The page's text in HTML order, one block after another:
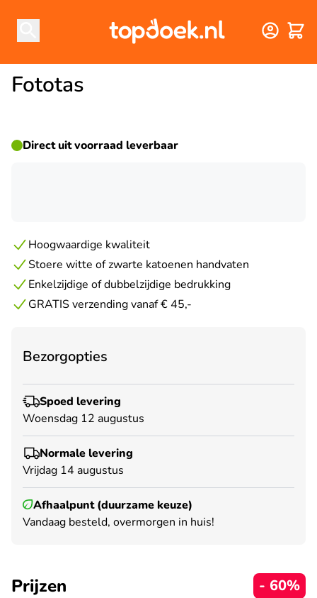
Fototas
Direct uit voorraad leverbaar
Hoogwaardige kwaliteit
Stoere witte of zwarte katoenen handvaten
Enkelzijdige of dubbelzijdige bedrukking
GRATIS verzending vanaf € 45,-
Bezorgopties
Spoed levering
Woensdag 12 augustus
Normale levering
Vrijdag 14 augustus
Afhaalpunt (duurzame keuze)
Vandaag besteld, overmorgen in huis!
Prijzen - 60%